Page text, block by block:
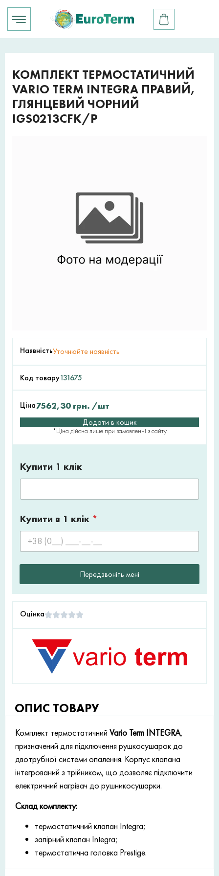
КОМПЛЕКТ ТЕРМОСТАТИЧНИЙ
VARIO TERM INTEGRA ПРАВИЙ,
ГЛЯНЦЕВИЙ ЧОРНИЙ
IGS0213CFK/P
НаявністьУточнюйте наявність
Код товару131675
Ціна7562,30 грн. /шт
Додати в кошик
*Ціна дійсна лише при замовленні з сайту
Купити 1 клік
Купити в 1 клік *
Передзвоніть мені
Оцінка
ОПИС ТОВАРУ
Комплект термостатичний Vario Term INTEGRA,
призначений для підключення рушкосушарок до
двотрубної системи опалення. Корпус клапана
інтегрований з трійником, що дозволяє підключити
електричний нагрівач до рушникосушарки.
Склад комплекту:
термостатичний клапан Integra;
запірний клапан Integra;
термостатична головка Prestige.